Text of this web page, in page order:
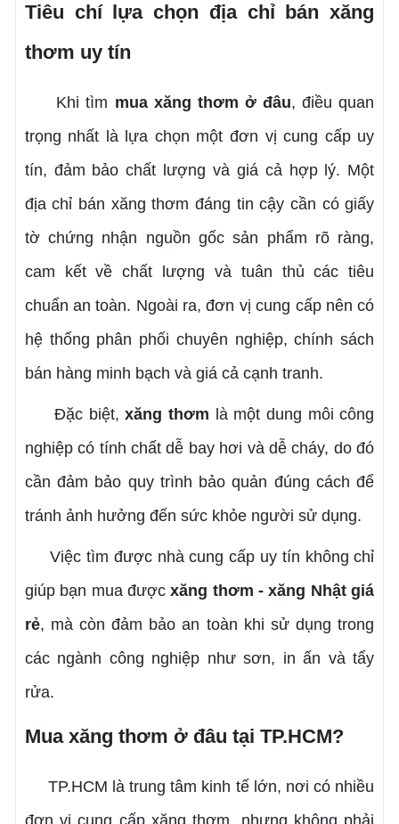
Tiêu chí lựa chọn địa chỉ bán xăng
thơm uy tín
Khi tìm mua xăng thơm ở đâu, điều quan
trọng nhất là lựa chọn một đơn vị cung cấp uy
tín, đảm bảo chất lượng và giá cả hợp lý. Một
địa chỉ bán xăng thơm đáng tin cậy cần có giấy
tờ chứng nhận nguồn gốc sản phẩm rõ ràng,
cam kết về chất lượng và tuân thủ các tiêu
chuẩn an toàn. Ngoài ra, đơn vị cung cấp nên có
hệ thống phân phối chuyên nghiệp, chính sách
bán hàng minh bạch và giá cả cạnh tranh.
Đặc biệt,xăng thơm là một dung môi công
nghiệp có tính chất dễ bay hơi và dễ cháy, do đó
cần đảm bảo quy trình bảo quản đúng cách để
tránh ảnh hưởng đến sức khỏe người sử dụng.
Việc tìm được nhà cung cấp uy tín không chỉ
giúp bạn mua đượcxăng thơm - xăng Nhật giá
rẻ, mà còn đảm bảo an toàn khi sử dụng trong
các ngành công nghiệp như sơn, in ấn và tẩy
rửa.
Mua xăng thơm ở đâu tại TP.HCM?
TP.HCM là trung tâm kinh tế lớn, nơi có nhiều